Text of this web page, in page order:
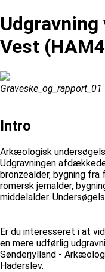
Udgravning
Vest
Graveske_og_rapport_01
Intro
Arkæologisk
Udgravningen
bronzealder, bygning fra
romersk jernalder,
middelalder.
Er du interesseret i at
en mere udførlig
Sønderjylland -
Haderslev.